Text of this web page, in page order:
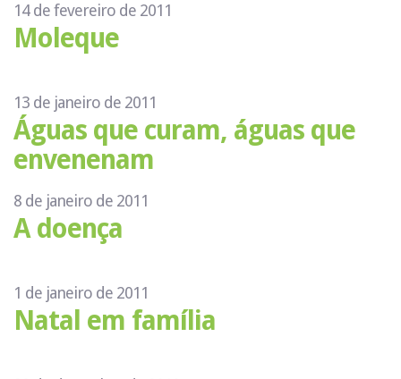
14 de fevereiro de 2011
Moleque
13 de janeiro de 2011
Águas que curam, águas que
envenenam
8 de janeiro de 2011
A doença
1 de janeiro de 2011
Natal em família